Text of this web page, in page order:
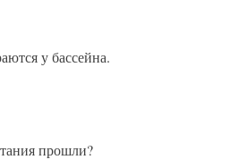
у бассейна.
прошли?